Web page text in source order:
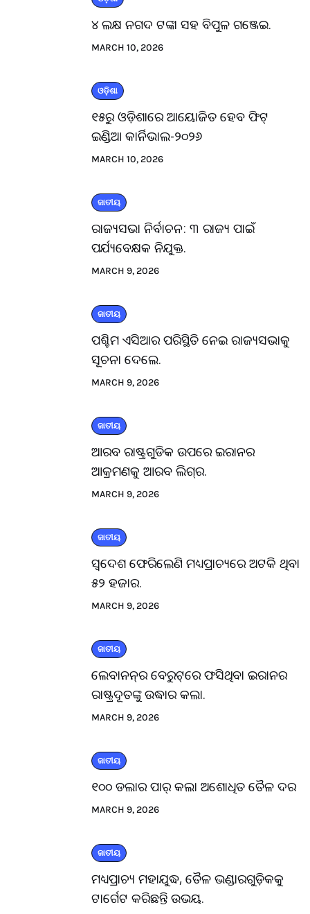
୪ ଲକ୍ଷ ନଗଦ ଟଙ୍କା ସହ ବିପୁଳ ଗଞ୍ଜେଇ.
MARCH 10, 2026
ଓଡ଼ିଶା
୧୫ରୁ ଓଡ଼ିଶାରେ ଆୟୋଜିତ ହେବ ଫିଟ୍
ଇଣ୍ଡିଆ କାର୍ନିଭାଲ-୨୦୨୬
MARCH 10, 2026
ଜାତୀୟ
ରାଜ୍ୟସଭା ନିର୍ବାଚନ: ୩ ରାଜ୍ୟ ପାଇଁ
ପର୍ଯ୍ୟବେକ୍ଷକ ନିଯୁକ୍ତ.
MARCH 9, 2026
ଜାତୀୟ
ପଶ୍ଚିମ ଏସିଆର ପରିସ୍ଥିତି ନେଇ ରାଜ୍ୟସଭାକୁ
ସୂଚନା ଦେଲେ.
MARCH 9, 2026
ଜାତୀୟ
ଆରବ ରାଷ୍ଟ୍ରଗୁଡିକ ଉପରେ ଇରାନର
ଆକ୍ରମଣକୁ ଆରବ ଲିଗ୍‌ର.
MARCH 9, 2026
ଜାତୀୟ
ସ୍ବଦେଶ ଫେରିଲେଣି ମଧ୍ୟପ୍ରାଚ୍ୟରେ ଅଟକି ଥିବା
୫୨ ହଜାର.
MARCH 9, 2026
ଜାତୀୟ
ଲେବାନନ୍‌ର ବେରୁଟ୍‌ରେ ଫସିଥିବା ଇରାନର
ରାଷ୍ଟ୍ରଦୂତଙ୍କୁ ଉଦ୍ଧାର କଲା.
MARCH 9, 2026
ଜାତୀୟ
୧୦୦ ଡଲାର ପାର୍ କଲା ଅଶୋଧିତ ତୈଳ ଦର
MARCH 9, 2026
ଜାତୀୟ
ମଧ୍ୟପ୍ରାଚ୍ୟ ମହାଯୁଦ୍ଧ, ତୈଳ ଭଣ୍ଡାରଗୁଡ଼ିକକୁ
ଟାର୍ଗେଟ କରିଛନ୍ତି ଉଭୟ.